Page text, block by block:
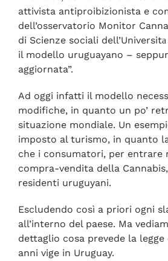
attivista antiproibizionista e
dell’osservatorio Monitor
di Scienze sociali
il modello uruguayano –
aggiornata”.
Ad oggi infatti il modello
modifiche, in quanto un po’
situazione mondiale. Un
imposto al turismo, in quanto
che i consumatori, per entrare
compra-vendita della
residenti uruguyani.
Escludendo così a priori ogni
all’interno del paese. Ma
dettaglio cosa prevede la
anni vige in Uruguay.